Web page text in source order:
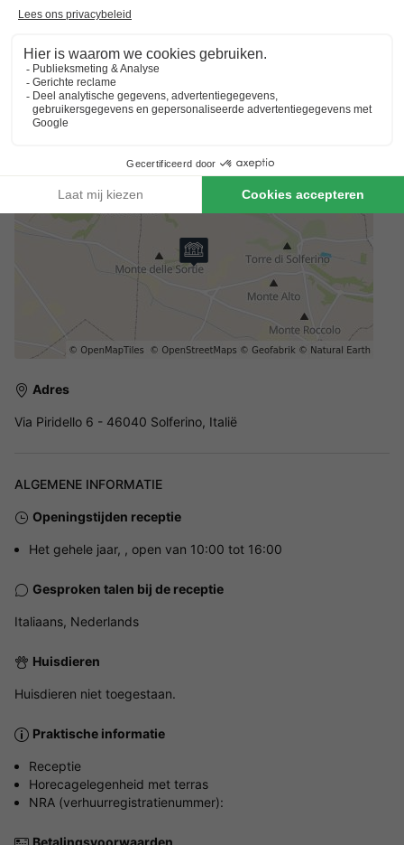
Borg ter plaatse betalen
Schoonmaakosten ter plaatse betalen
Per verblijf wordt er €60 schoonmaakkosten in rekening
gebracht. Deze kosten dienen ter plaatse worden betaald.
Adres
Via Piridello 6 - 46040 Solferino, Italië
ALGEMENE INFORMATIE
Openingstijden receptie
Het gehele jaar, , open van 10:00 tot 16:00
Gesproken talen bij de receptie
Italiaans, Nederlands
Huisdieren
Huisdieren niet toegestaan.
Praktische informatie
Receptie
Horecagelegenheid met terras
NRA (verhuurregistratienummer):